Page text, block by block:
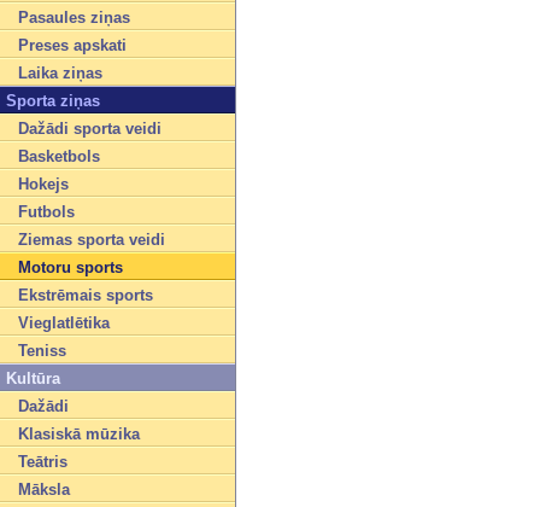
Pasaules ziņas
Preses apskati
Laika ziņas
Sporta ziņas
Dažādi sporta veidi
Basketbols
Hokejs
Futbols
Ziemas sporta veidi
Motoru sports
Ekstrēmais sports
Vieglatlētika
Teniss
Kultūra
Dažādi
Klasiskā mūzika
Teātris
Māksla